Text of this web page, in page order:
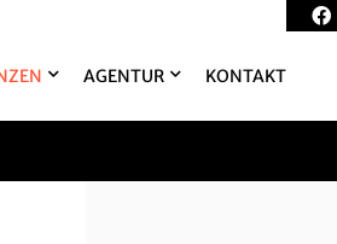
AGENTUR KONTAKT